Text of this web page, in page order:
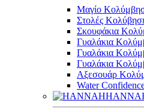
Μαγίο
Στολές
Σκουφάκια
Γυαλάκια
Γυαλάκια
Γυαλάκια
Αξεσουάρ
Water